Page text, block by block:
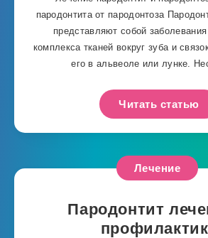
пародонтита от пародонтоза
представляют собой
комплекса тканей вокруг зуба и
его в альвеоле или лунке.
Читать статью
Лечение
Пародонтит